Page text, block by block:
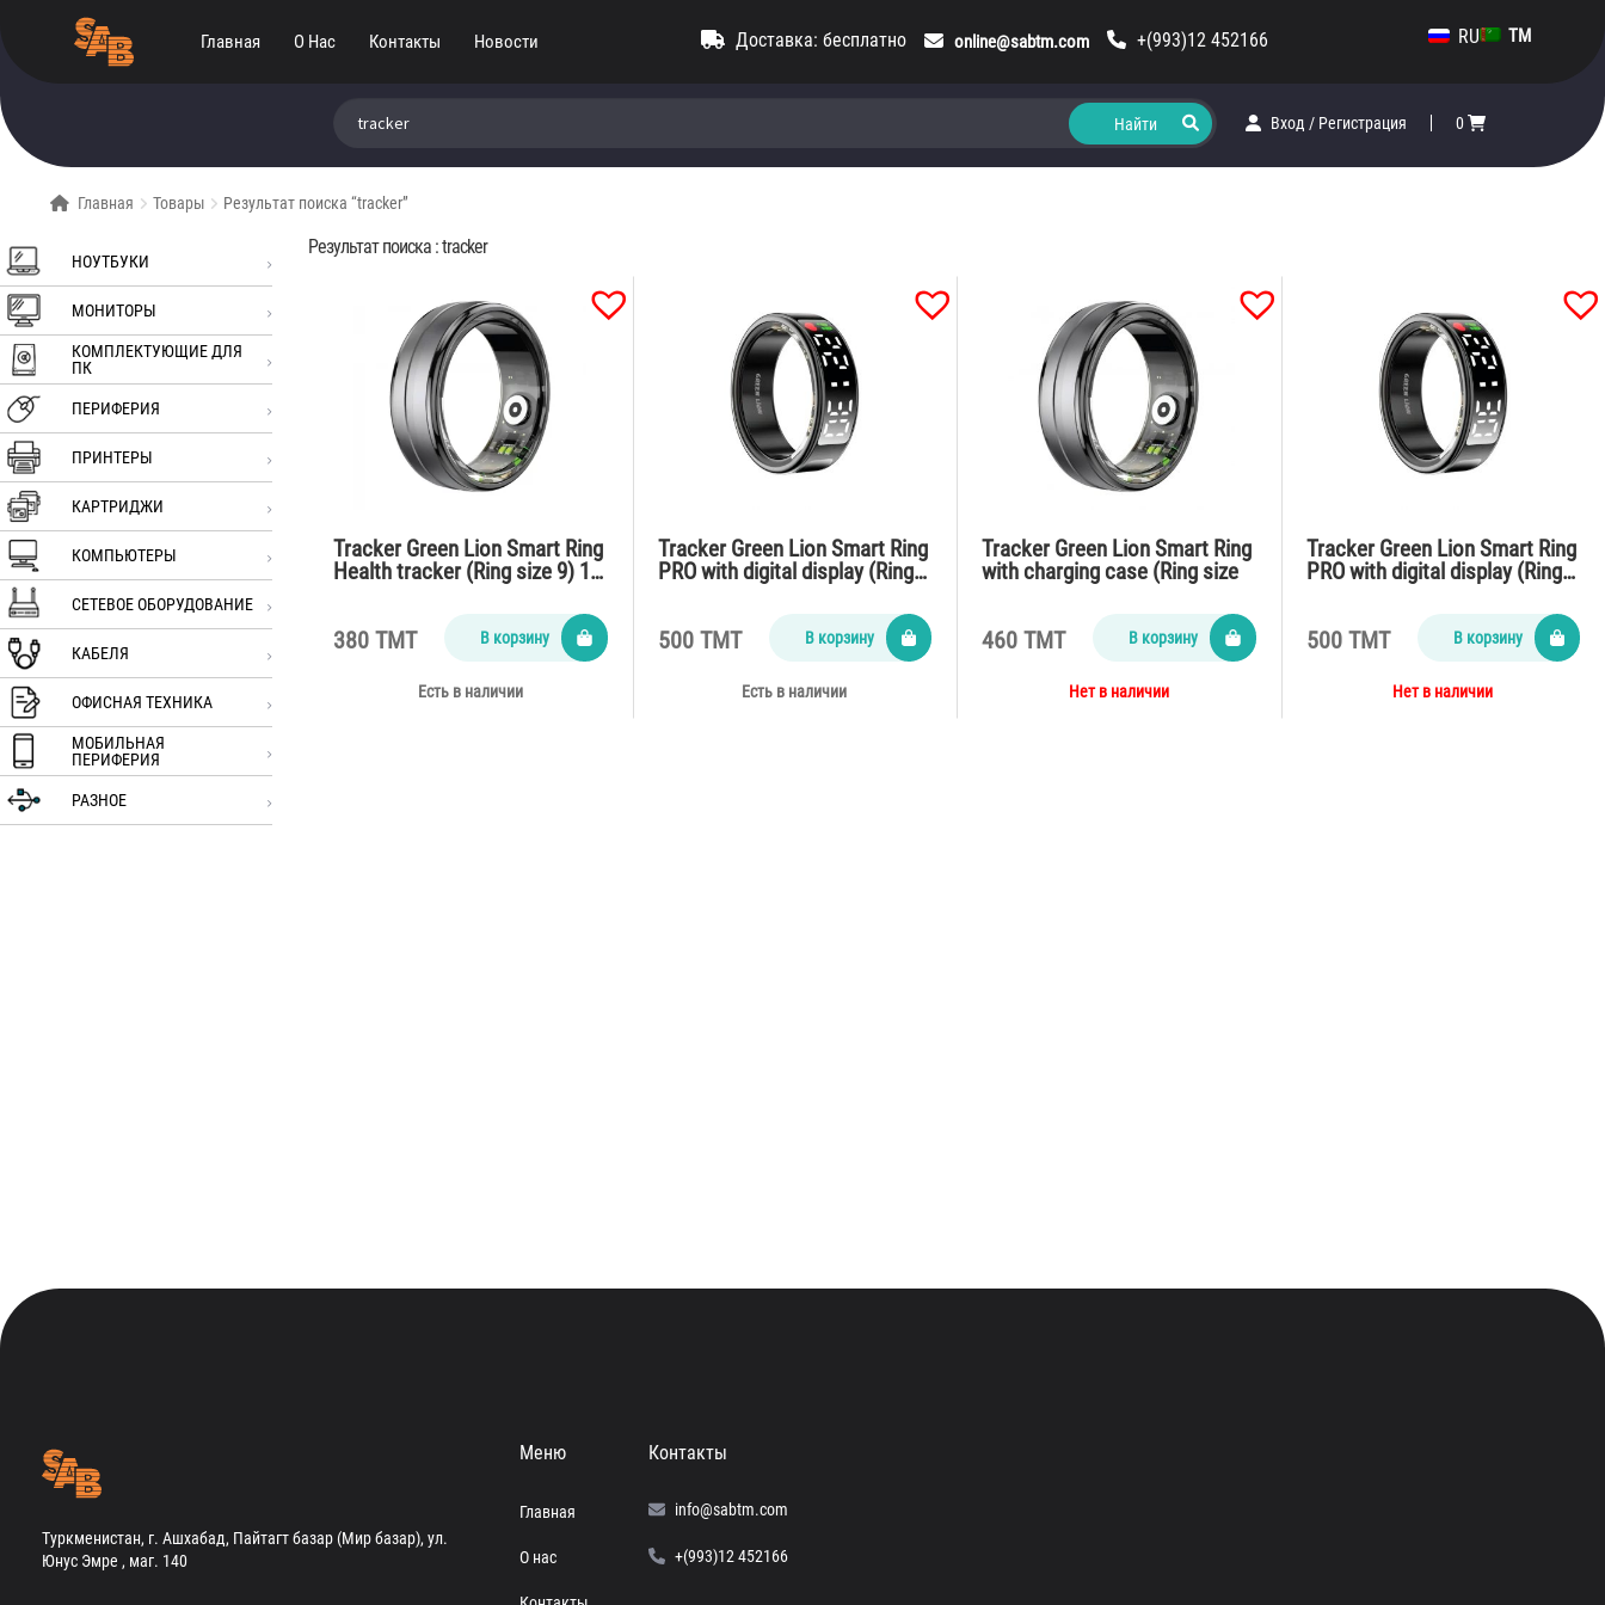
Главная О Нас Контакты Новости Доставка: бесплатно online@sabtm.com +(993)12 452166 RU TM
Вход / Регистрация 0
Главная Товары Результат поиска “tracker”
НОУТБУКИ
МОНИТОРЫ
КОМПЛЕКТУЮЩИЕ ДЛЯ
ПК
ПЕРИФЕРИЯ
ПРИНТЕРЫ
КАРТРИДЖИ
КОМПЬЮТЕРЫ
СЕТЕВОЕ ОБОРУДОВАНИЕ
КАБЕЛЯ
ОФИСНАЯ ТЕХНИКА
МОБИЛЬНАЯ
ПЕРИФЕРИЯ
РАЗНОЕ
Результат поиска :tracker
Tracker Green Lion Smart Ring
Health tracker (Ring size 9) 1…
380 TMT В корзину
Есть в наличии
Tracker Green Lion Smart Ring
PRO with digital display (Ring…
500 TMT В корзину
Есть в наличии
Tracker Green Lion Smart Ring
with charging case (Ring size
460 TMT В корзину
Нет в наличии
Tracker Green Lion Smart Ring
PRO with digital display (Ring…
500 TMT В корзину
Нет в наличии
Туркменистан, г. Ашхабад, Пайтагт базар (Мир базар), ул.
Юнус Эмре , маг. 140
Меню
Главная
О нас
Контакты
info@sabtm.com
+(993)12 452166